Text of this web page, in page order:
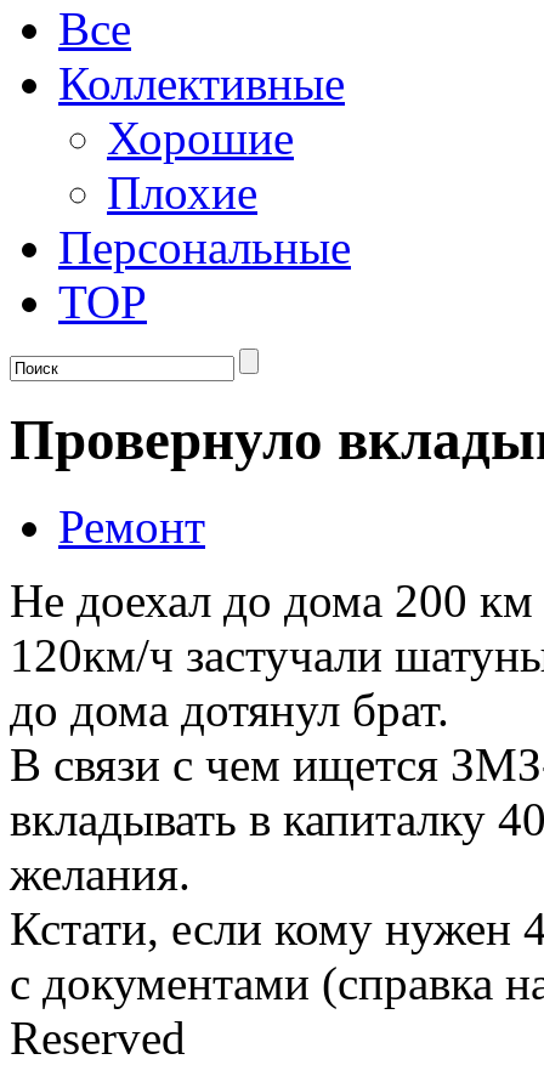
Все
Коллективные
Хорошие
Плохие
Персональные
TOP
Провернуло
Ремонт
Не доехал до дома 200 км
120км/ч застучали
до дома дотянул брат.
В связи с чем ищется
вкладывать в капиталку
желания.
Кстати, если кому нужен
с документами (справка
Reserved